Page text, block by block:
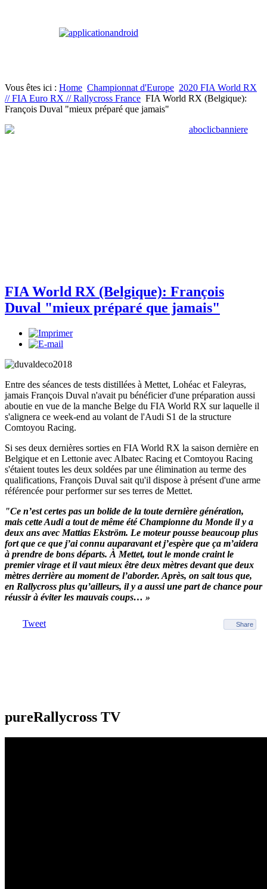
Vous êtes ici : Home Championnat d'Europe 2020 FIA World RX
// FIA Euro RX // Rallycross France FIA World RX (Belgique):
François Duval "mieux préparé que jamais"
FIA World RX (Belgique): François
Duval "mieux préparé que jamais"
Entre des séances de tests distillées à Mettet, Lohéac et Faleyras,
jamais François Duval n'avait pu bénéficier d'une préparation aussi
aboutie en vue de la manche Belge du FIA World RX sur laquelle il
s'alignera ce week-end au volant de l'Audi S1 de la structure
Comtoyou Racing.
Si ses deux dernières sorties en FIA World RX la saison dernière en
Belgique et en Lettonie avec Albatec Racing et Comtoyou Racing
s'étaient toutes les deux soldées par une élimination au terme des
qualifications, François Duval sait qu'il dispose à présent d'une arme
référencée pour performer sur ses terres de Mettet.
"Ce n’est certes pas un bolide de la toute dernière génération,
mais cette Audi a tout de même été Championne du Monde il y a
deux ans avec Mattias Ekström. Le moteur pousse beaucoup plus
fort que ce que j’ai connu auparavant et j’espère que ça m’aidera
à prendre de bons départs. À Mettet, tout le monde craint le
premier virage et il vaut mieux être deux mètres devant que deux
mètres derrière au moment de l’aborder. Après, on sait tous que,
en Rallycross plus qu’ailleurs, il y a aussi une part de chance pour
réussir à éviter les mauvais coups… »
Tweet Share
pureRallycross TV